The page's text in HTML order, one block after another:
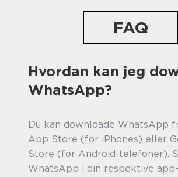
FAQ
Hvordan kan jeg
WhatsApp?
Du kan downloade WhatsApp
App Store (for iPhones) eller
Store (for Android-telefoner).
WhatsApp i din respektive